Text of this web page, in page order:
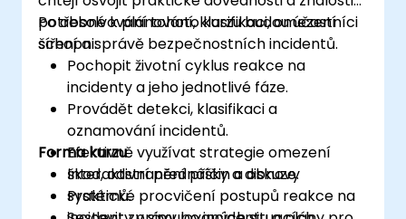
potřebné k plánování, klasifikaci, omezení
šíření a správě bezpečnostních incidentů.
Po absolvování tohoto kurzu budou účastníci
schopni:
Pochopit životní cyklus reakce na
incidenty a jeho jednotlivé fáze.
Provádět detekci, klasifikaci a
oznamování incidentů.
Efektivně využívat strategie omezení
škod, odstranění příčin a obnovy
systémů.
Forma kurzu
Interaktivní přednášky a diskuze.
Praktické procvičení postupů reakce na